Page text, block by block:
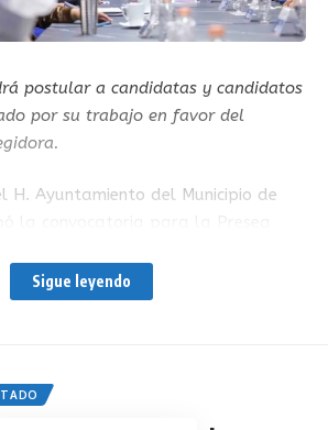
postular a candidatas y candidatos
por su trabajo en favor del
H. Ayuntamiento del Municipio de
Gobierno Municipal el 1 de abril,
la ciudadanía proponga
municipal de Corregidora,
se detalló que habrá siete
Sigue leyendo